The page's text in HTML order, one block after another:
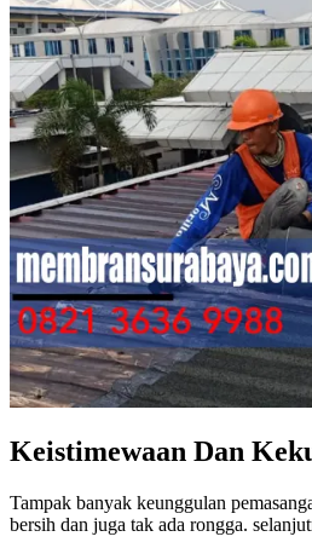
Keistimewaan Dan
Tampak banyak keunggulan
bersih dan juga tak ada rongga.